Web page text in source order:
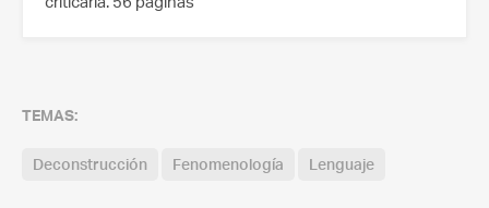
TEMAS:
Deconstrucción Fenomenología Lenguaje